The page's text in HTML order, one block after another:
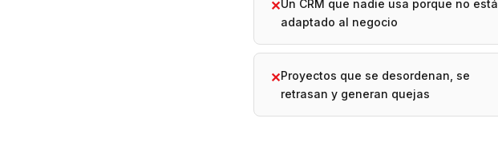
✕Un CRM que nadie usa porque no está
adaptado al negocio
✕Proyectos que se desordenan, se
retrasan y generan quejas